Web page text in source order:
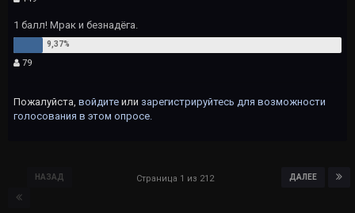
1 балл! Мрак и безнадёга.
79
Пожалуйста, войдите или зарегистрируйтесь для возможности
голосования в этом опросе.
НАЗАД ДАЛЕЕ
Страница 1 из 212